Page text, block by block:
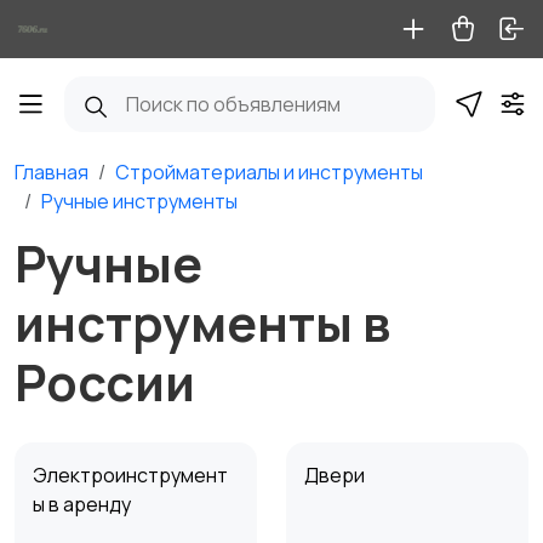
Главная
Стройматериалы и инструменты
Ручные инструменты
Ручные
инструменты в
России
Электроинструмент
ы в аренду
Двери